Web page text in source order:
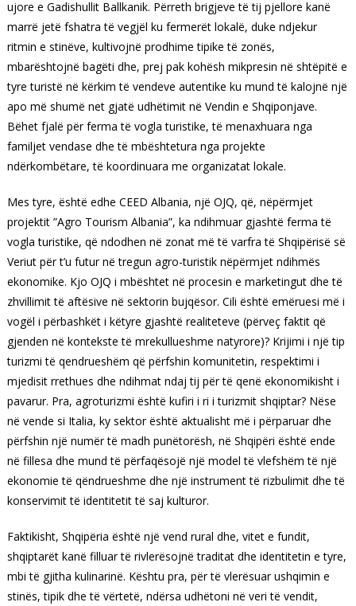
ujore e Gadishullit Ballkanik. Përreth brigjeve të tij pjellore kanë
marrë jetë fshatra të vegjël ku fermerët lokalë, duke ndjekur
ritmin e stinëve, kultivojnë prodhime tipike të zonës,
mbarështojnë bagëti dhe, prej pak kohësh mikpresin në shtëpitë e
tyre turistë në kërkim të vendeve autentike ku mund të kalojnë një
apo më shumë net gjatë udhëtimit në Vendin e Shqiponjave.
Bëhet fjalë për ferma të vogla turistike, të menaxhuara nga
familjet vendase dhe të mbështetura nga projekte
ndërkombëtare, të koordinuara me organizatat lokale.
Mes tyre, është edhe CEED Albania, një OJQ, që, nëpërmjet
projektit ”Agro Tourism Albania”, ka ndihmuar gjashtë ferma të
vogla turistike, që ndodhen në zonat më të varfra të Shqipërisë së
Veriut për t’u futur në tregun agro-turistik nëpërmjet ndihmës
ekonomike. Kjo OJQ i mbështet në procesin e marketingut dhe të
zhvillimit të aftësive në sektorin bujqësor. Cili është emëruesi më i
vogël i përbashkët i këtyre gjashtë realiteteve (përveç faktit që
gjenden në kontekste të mrekullueshme natyrore)? Krijimi i një tip
turizmi të qendrueshëm që përfshin komunitetin, respektimi i
mjedisit rrethues dhe ndihmat ndaj tij për të qenë ekonomikisht i
pavarur. Pra, agroturizmi është kufiri i ri i turizmit shqiptar? Nëse
në vende si Italia, ky sektor është aktualisht më i përparuar dhe
përfshin një numër të madh punëtorësh, në Shqipëri është ende
në fillesa dhe mund të përfaqësojë një model të vlefshëm të një
ekonomie të qëndrueshme dhe një instrument të rizbulimit dhe të
konservimit të identitetit të saj kulturor.
Faktikisht, Shqipëria është një vend rural dhe, vitet e fundit,
shqiptarët kanë filluar të rivlerësojnë traditat dhe identitetin e tyre,
mbi të gjitha kulinarinë. Kështu pra, për të vlerësuar ushqimin e
stinës, tipik dhe të vërtetë, ndërsa udhëtoni në veri të vendit,